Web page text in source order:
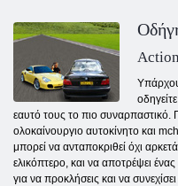
εαυτό τους το πιο συναρπαστικό.
ολοκαίνουργιο αυτοκίνητο και
μπορεί να ανταποκριθεί όχι
ελικόπτερο, και να αποτρέψει
για να προκλήσεις και να